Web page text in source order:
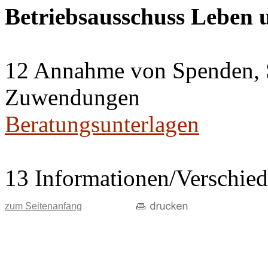
Betriebsausschuss Leben
12 Annahme von
Zuwendungen
Beratungsunterlagen
13 Informationen/
zum Seitenanfang